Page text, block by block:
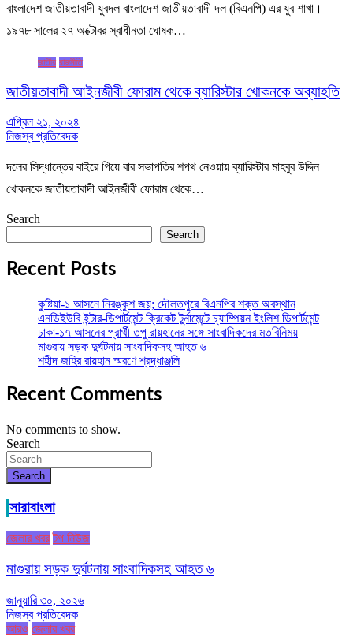
বাংলাদেশ জাতীয়তাবাদী যুবদল বাংলাদেশ জাতীয়তাবাদী দল (বিএনপি) এর যুব শাখা।
১৯৭৮ সালের ২৭ অক্টোবর স্বাধীনতা ঘোষক…
জাতীয় রাজনীতি
জাতীয়তাবাদী আইনজীবী ফোরাম থেকে ব্যারিস্টার খোকনকে অব্যাহতি
এপ্রিল ২১, ২০২৪
নিজস্ব প্রতিবেদক
দলের সিদ্ধান্তের বাইরে গিয়ে বার সভাপতির শপথ নেওয়ায় ব্যারিস্টার মাহবুব উদ্দিন
খোকনকে জাতীয়তাবাদী আইনজীবী ফোরাম থেকে…
Search
Search
Recent Posts
কুষ্টিয়া-১ আসনে নিরঙ্কুশ জয়; দৌলতপুরে বিএনপির শক্ত অবস্থান
এনডিইউবি ইন্টার-ডিপার্টমেন্ট ক্রিকেট টুর্নামেন্টে চ্যাম্পিয়ন ইংলিশ ডিপার্টমেন্ট
ঢাকা-১৭ আসনের প্রার্থী তপু রায়হানের সঙ্গে সাংবাদিকদের মতবিনিময়
মাগুরায় সড়ক দুর্ঘটনায় সাংবাদিকসহ আহত ৬
শহীদ জহির রায়হান স্মরণে শ্রদ্ধাঞ্জলি
Recent Comments
No comments to show.
Search
Search
সারাবাংলা
জেলার খবর টপ নিউজ
মাগুরায় সড়ক দুর্ঘটনায় সাংবাদিকসহ আহত ৬
জানুয়ারি ৩০, ২০২৬
নিজস্ব প্রতিবেদক
আরও জেলার খবর